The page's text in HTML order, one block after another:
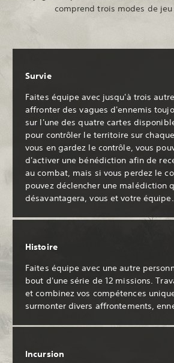
comprend trois modes de
Survie
Faites équipe avec jusqu'à trois
affronter des vagues d'ennemis
sur l'une des quatre cartes
pour contrôler le territoire sur
vous en gardez le contrôle, vous
d'activer une bénédiction afin de
au combat, mais si vous perdez le
pouvez déclencher une malédiction
désavantagera, vous et votre équipe.
Histoire
Faites équipe avec une autre
bout d'une série de 12 missions.
et combinez vos compétences
surmonter divers affrontements,
Incursion